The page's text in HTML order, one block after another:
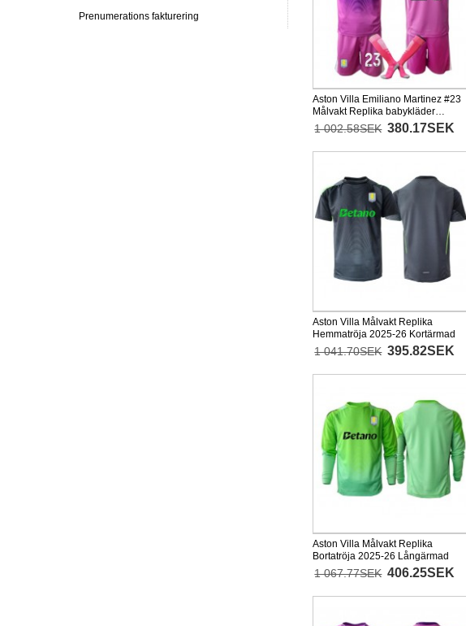
Prenumerations fakturering
Aston Villa Emiliano Martinez #23
Målvakt Replika babykläder
Tredjeställ Barn 2025-26 Kortärmad
(+ korta byxor)
1 002.58SEK 380.17SEK
Aston Villa Målvakt Replika
Hemmatröja 2025-26 Kortärmad
1 041.70SEK 395.82SEK
Aston Villa Målvakt Replika
Bortatröja 2025-26 Långärmad
1 067.77SEK 406.25SEK